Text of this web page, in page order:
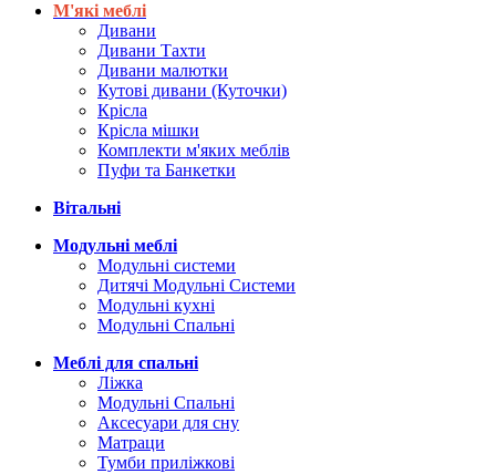
М'які меблі
Дивани
Дивани Тахти
Дивани малютки
Кутові дивани (Куточки)
Крісла
Крісла мішки
Комплекти м'яких меблів
Пуфи та Банкетки
Вітальні
Модульні меблі
Модульні системи
Дитячі Модульні Системи
Модульні кухні
Модульні Спальні
Меблі для спальні
Ліжка
Модульні Спальні
Аксесуари для сну
Матраци
Тумби приліжкові